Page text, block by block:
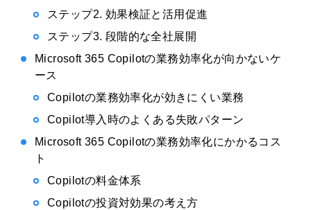
ステップ2. 効果検証と活用促進
ステップ3. 段階的な全社展開
Microsoft 365 Copilotの業務効率化が向かないケ
ース
Copilotの業務効率化が効きにくい業務
Copilot導入時のよくある失敗パターン
Microsoft 365 Copilotの業務効率化にかかるコス
ト
Copilotの料金体系
Copilotの投資対効果の考え方